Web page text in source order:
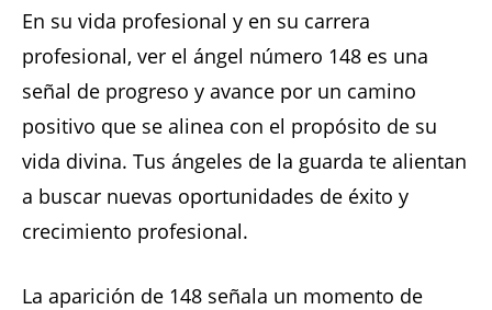
En su vida profesional y en su carrera
profesional, ver el ángel número 148 es una
señal de progreso y avance por un camino
positivo que se alinea con el propósito de su
vida divina. Tus ángeles de la guarda te alientan
a buscar nuevas oportunidades de éxito y
crecimiento profesional.
La aparición de 148 señala un momento de